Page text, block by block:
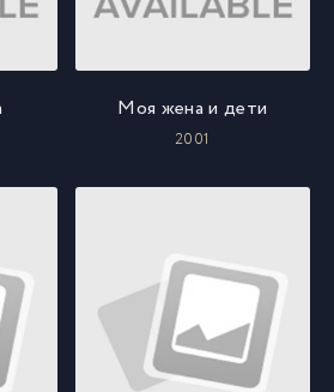
Моя жена и дети
2001